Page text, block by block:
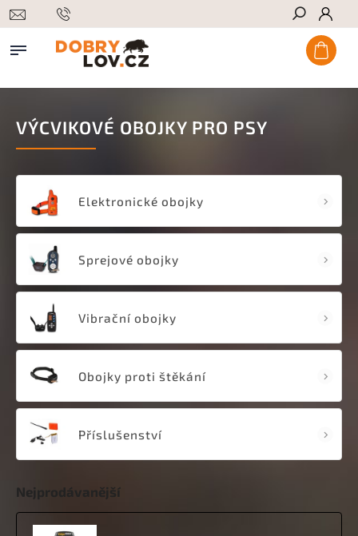
Hledat
VÝCVIKOVÉ OBOJKY PRO PSY
Elektronické obojky
Sprejové obojky
Vibrační obojky
Obojky proti štěkání
Příslušenství
Nejprodávanější